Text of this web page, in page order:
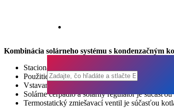
Kombinácia solárneho systému s kondenzačným
Stacionárny kondenzačný kotol auro
Použitie systému drainback kolektorového poľa
Vstavaný solárny 190l zásobník s vrstveným
Solárne čerpadlo a solárny regulátor je
Termostatický zmiešavací ventil je súčasťou